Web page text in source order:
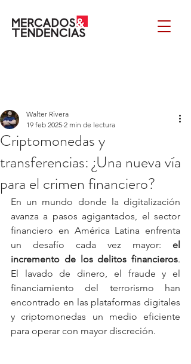
Criptomonedas y
transferencias: ¿Una nueva vía
para el crimen financiero?
Walter Rivera
19 feb 2025 2 min de lectura
En un mundo donde la digitalización
avanza a pasos agigantados, el sector
financiero en América Latina enfrenta
un desafío cada vez mayor: el
incremento de los delitos financieros.
El lavado de dinero, el fraude y el
financiamiento del terrorismo han
encontrado en las plataformas digitales
y criptomonedas un medio eficiente
para operar con mayor discreción.